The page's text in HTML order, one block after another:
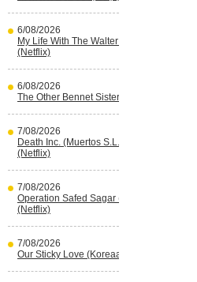
6/08/2026
My Life With The Walter Boys s3
(Netflix)
6/08/2026
The Other Bennet Sister (HBO Max)
7/08/2026
Death Inc. (Muertos S.L.) s4 (Spaans)
(Netflix)
7/08/2026
Operation Safed Sagar (Indisch)
(Netflix)
7/08/2026
Our Sticky Love (Koreaans) (Netflix)